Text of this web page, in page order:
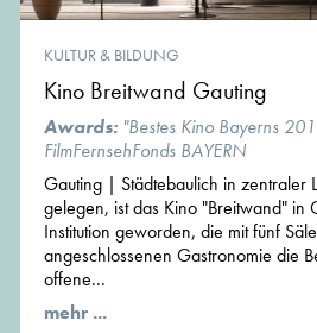
KULTUR & BILDUNG
Kino Breitwand Gauting
Awards: "Bestes Kino Bayerns
FilmFernsehFonds BAYERN
Gauting | Städtebaulich in zentraler
gelegen, ist das Kino "Breitwand" in
Institution geworden, die mit fünf
angeschlossenen Gastronomie die
offene...
mehr ...